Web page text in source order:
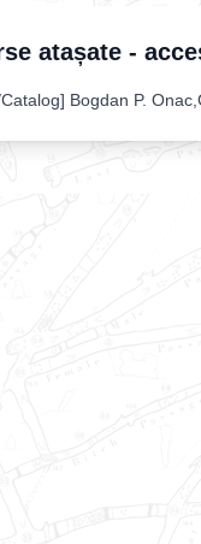
atașate -
] Bogdan P.